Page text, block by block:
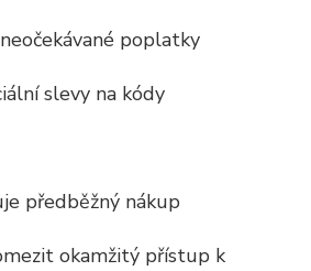
poplatky
slevy na kódy
předběžný nákup
okamžitý přístup k